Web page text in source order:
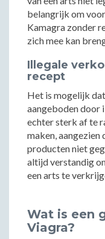
belangrijk om
Kamagra zonder
zich mee kan
Illegale
recept
Het is mogelijk
aangeboden door
echter sterk af te
maken,
producten niet
altijd verstandig
een arts te
Wat is een
Viagra?